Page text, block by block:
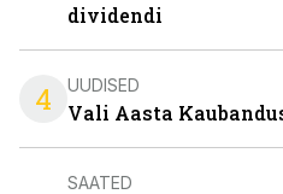
dividendi
4 UUDISED
Vali Aasta
SAATED